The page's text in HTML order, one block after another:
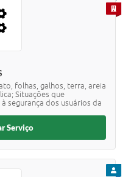
folhas, galhos, terra, areia
Situações que
segurança dos usuários da
PARA
Serviço